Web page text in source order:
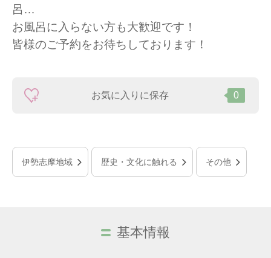
呂…
お風呂に入らない方も大歓迎です！
皆様のご予約をお待ちしております！
お気に入りに保存 0
伊勢志摩地域 歴史・文化に触れる その他
基本情報